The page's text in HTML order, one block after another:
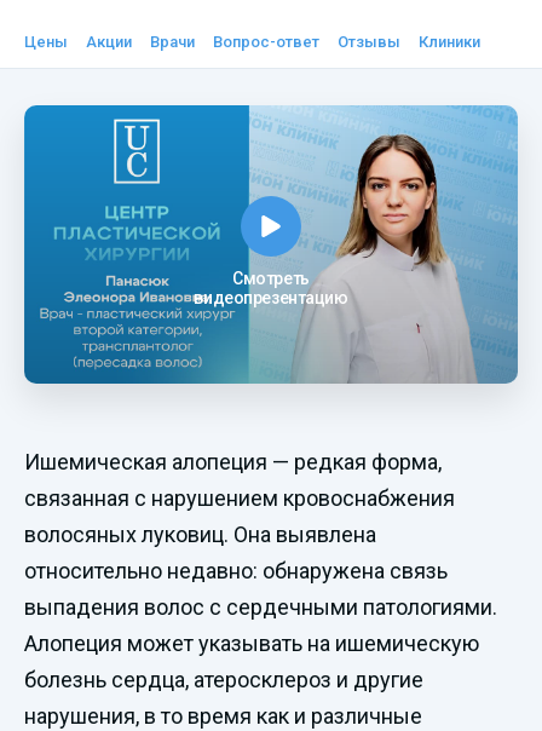
Цены Акции Врачи Вопрос-ответ Отзывы Клиники
Смотреть
видеопрезентацию
Ишемическая алопеция — редкая форма,
связанная с нарушением кровоснабжения
волосяных луковиц. Она выявлена
относительно недавно: обнаружена связь
выпадения волос с сердечными патологиями.
Алопеция может указывать на ишемическую
болезнь сердца, атеросклероз и другие
нарушения, в то время как и различные